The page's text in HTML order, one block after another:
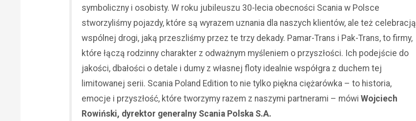
symboliczny i osobisty. W roku jubileuszu 30-lecia obecności Scania w Polsce
stworzyliśmy pojazdy, które są wyrazem uznania dla naszych klientów, ale też celebracją
wspólnej drogi, jaką przeszliśmy przez te trzy dekady. Pamar-Trans i Pak-Trans, to firmy,
które łączą rodzinny charakter z odważnym myśleniem o przyszłości. Ich podejście do
jakości, dbałości o detale i dumy z własnej floty idealnie współgra z duchem tej
limitowanej serii. Scania Poland Edition to nie tylko piękna ciężarówka – to historia,
emocje i przyszłość, które tworzymy razem z naszymi partnerami – mówi Wojciech
Rowiński, dyrektor generalny Scania Polska S.A.